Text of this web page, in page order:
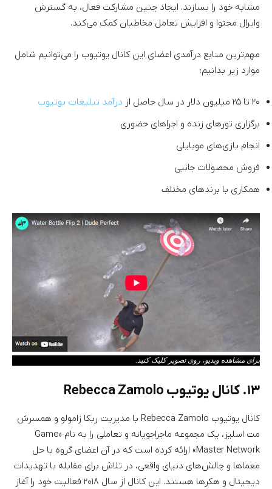
مشابه خود را بسازند. ایجاد چنین مشارکت فعال، به گسترش
وایرال محتوا و افزایش تعامل مخاطبان کمک می‌کند.
مهم‌ترین منابع درآمدی اعضای این کانال یوتیوب را می‌توانیم شامل
موارد زیر بدانیم:
۲۰ تا ۲۵ میلیون دلار در سال حاصل از
درآمد تبلیغات یوتیوب
برگزاری تور‌های زنده و اجراهای حضوری
انجام بازی‌‌های موبایلی
فروش محصولات جانبی
همکاری با برند‌های مختلف
برای مشاهده ویدیو، روی تصویر کلیک کنید.
۱۳. کانال یوتیوب Rebecca Zamolo
کانال یوتیوب Rebecca Zamolo با مدیریت ربکا زامولو و همسرش
مت اسلیز، یک مجموعه ماجراجویانه و تعاملی را به نام «Game
Master Network» ارائه کرده است که در آن اعضای گروه با حل
معماها و چالش‌های دنیای واقعی، در تلاش برای مقابله با تهدیدات
دیجیتال و هکرها هستند. این کانال از سال ۲۰۱۸ فعالیت خود را آغاز